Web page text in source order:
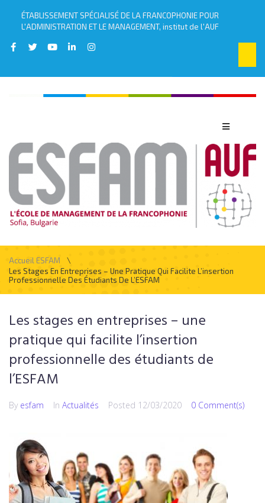
ÉTABLISSEMENT SPÉCIALISÉ DE LA FRANCOPHONIE POUR
L'ADMINISTRATION ET LE MANAGEMENT, institut de l'AUF
Accueil ESFAM
\
Les Stages En Entreprises – Une Pratique Qui Facilite L’insertion
Professionnelle Des Étudiants De L’ESFAM
Les stages en entreprises – une
pratique qui facilite l’insertion
professionnelle des étudiants de
l’ESFAM
By esfam In Actualités Posted 12/03/2020 0 Comment(s)